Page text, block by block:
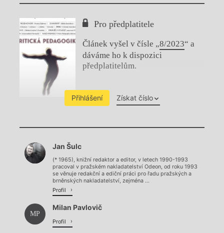
Pro předplatitele
Článek vyšel v čísle „8/2023“ a
dáváme ho k dispozici
předplatitelům.
Přihlášení Získat číslo
Chviličku.
Jan Šulc
(* 1965), knižní redaktor a editor, v letech 1990-1993
pracoval v pražském nakladatelství Odeon, od roku 1993
se věnuje redakční a ediční práci pro řadu pražských a
brněnských nakladatelství, zejména ...
Profil
MP
Milan Pavlovič
Profil